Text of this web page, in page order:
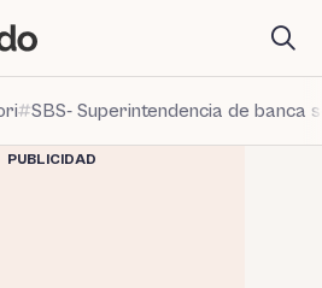
SBS- Superintendencia de banca
PUBLICIDAD